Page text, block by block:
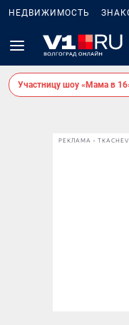
НЕДВИЖИМОСТЬ
Участницу шоу «Мама в
РЕКЛАМА •